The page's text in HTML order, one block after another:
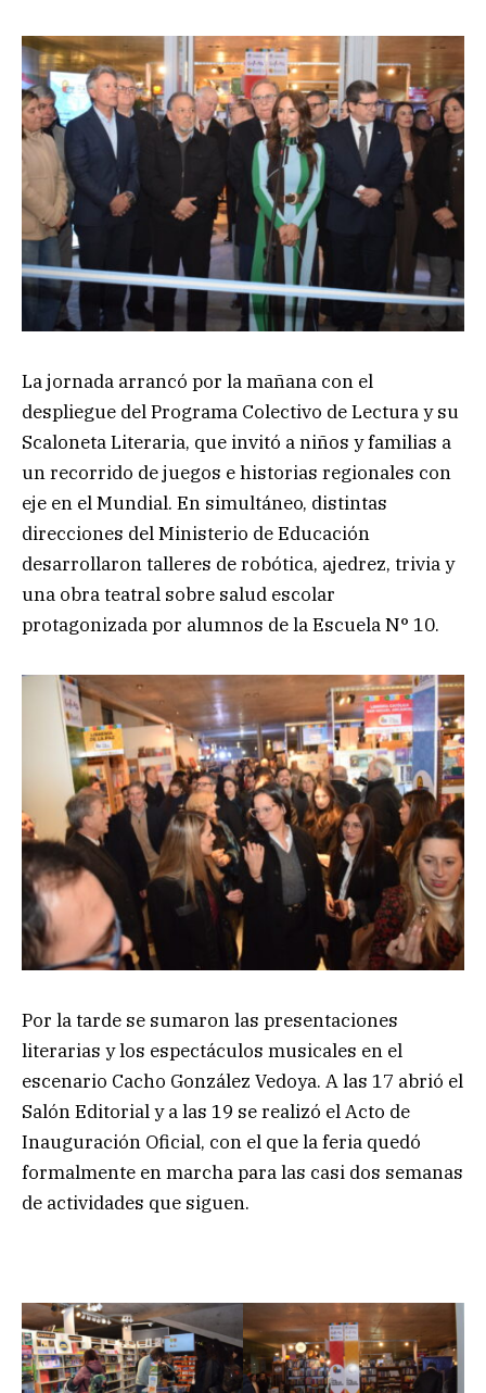
La jornada arrancó por la mañana con el
despliegue del Programa Colectivo de Lectura y su
Scaloneta Literaria, que invitó a niños y familias a
un recorrido de juegos e historias regionales con
eje en el Mundial. En simultáneo, distintas
direcciones del Ministerio de Educación
desarrollaron talleres de robótica, ajedrez, trivia y
una obra teatral sobre salud escolar
protagonizada por alumnos de la Escuela N° 10.
Por la tarde se sumaron las presentaciones
literarias y los espectáculos musicales en el
escenario Cacho González Vedoya. A las 17 abrió el
Salón Editorial y a las 19 se realizó el Acto de
Inauguración Oficial, con el que la feria quedó
formalmente en marcha para las casi dos semanas
de actividades que siguen.